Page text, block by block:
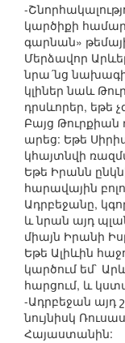
-
կարծիքի
գարնան»
Մերձավոր
նրա´նց
կլիներ նաև
դրսևորեր, եթե
Բայց Թուրքիան
արեց: Եթե
կհայտնվի
Եթե Իրանն
հարավային
Ադրբեջանը,
և նրան այդ
միայն Իրանի
Եթե Ալիևին
կարծում եմ`
հարցում, և
-Ադրբեջան այդ
նույնիսկ
Հայաստանին: